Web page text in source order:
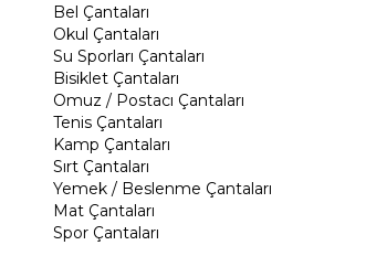
Bel Çantaları
Okul Çantaları
Su Sporları Çantaları
Bisiklet Çantaları
Omuz / Postacı Çantaları
Tenis Çantaları
Kamp Çantaları
Sırt Çantaları
Yemek / Beslenme Çantaları
Mat Çantaları
Spor Çantaları